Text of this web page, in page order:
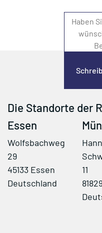
Die Standorte der
Essen
Wolfsbachweg
29
45133 Essen
Deutschland
11